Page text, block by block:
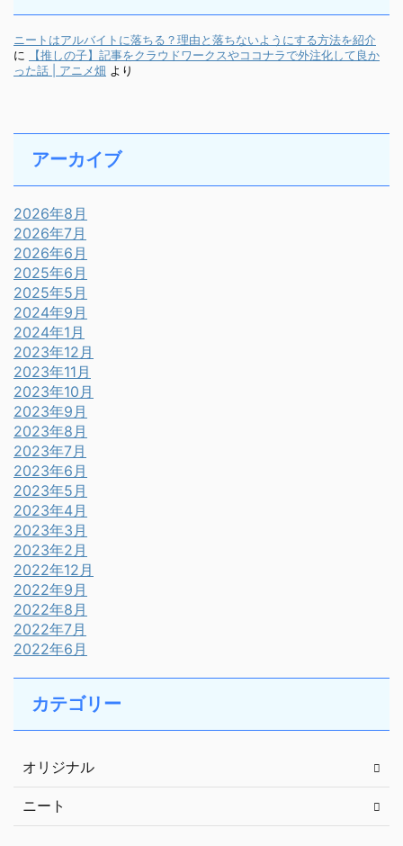
ニートはアルバイトに落ちる？理由と落ちないようにする方法を紹介
に
【推しの子】記事をクラウドワークスやココナラで外注化して良か
った話 | アニメ畑 より
アーカイブ
2026年8月
2026年7月
2026年6月
2025年6月
2025年5月
2024年9月
2024年1月
2023年12月
2023年11月
2023年10月
2023年9月
2023年8月
2023年7月
2023年6月
2023年5月
2023年4月
2023年3月
2023年2月
2022年12月
2022年9月
2022年8月
2022年7月
2022年6月
カテゴリー
オリジナル
ニート